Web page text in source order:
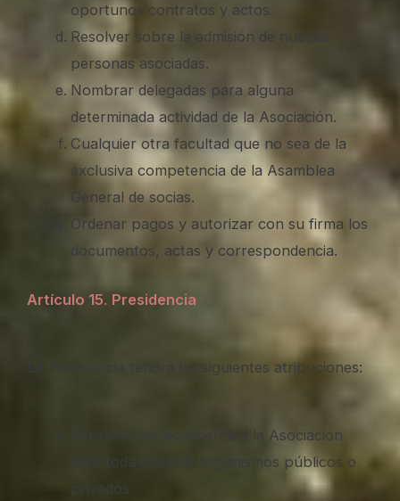
oportunos contratos y actos.
Resolver sobre la admisión de nuevas
personas asociadas.
Nombrar delegadas para alguna
determinada actividad de la Asociación.
Cualquier otra facultad que no sea de la
exclusiva competencia de la Asamblea
General de socias.
Ordenar pagos y autorizar con su firma los
documentos, actas y correspondencia.
Artículo 15. Presidencia
La Presidencia tendrá las siguientes atribuciones:
Representar legalmente a la Asociación
ante toda clase de organismos públicos o
privados